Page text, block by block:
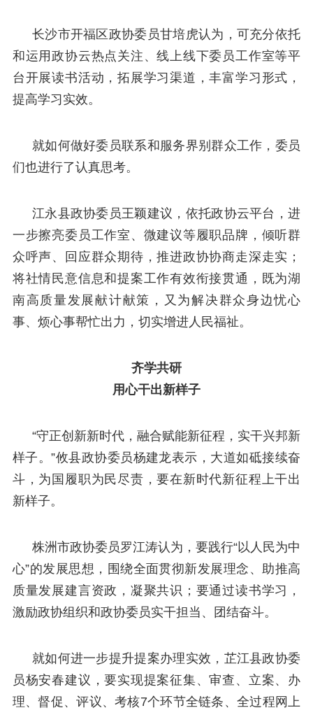
长沙市开福区政协委员甘培虎认为，可充分依托
和运用政协云热点关注、线上线下委员工作室等平
台开展读书活动，拓展学习渠道，丰富学习形式，
提高学习实效。
就如何做好委员联系和服务界别群众工作，委员
们也进行了认真思考。
江永县政协委员王颖建议，依托政协云平台，进
一步擦亮委员工作室、微建议等履职品牌，倾听群
众呼声、回应群众期待，推进政协协商走深走实；
将社情民意信息和提案工作有效衔接贯通，既为湖
南高质量发展献计献策，又为解决群众身边忧心
事、烦心事帮忙出力，切实增进人民福祉。
齐学共研
用心干出新样子
“守正创新新时代，融合赋能新征程，实干兴邦新
样子。”攸县政协委员杨建龙表示，大道如砥接续奋
斗，为国履职为民尽责，要在新时代新征程上干出
新样子。
株洲市政协委员罗江涛认为，要践行“以人民为中
心”的发展思想，围绕全面贯彻新发展理念、助推高
质量发展建言资政，凝聚共识；要通过读书学习，
激励政协组织和政协委员实干担当、团结奋斗。
就如何进一步提升提案办理实效，芷江县政协委
员杨安春建议，要实现提案征集、审查、立案、办
理、督促、评议、考核7个环节全链条、全过程网上